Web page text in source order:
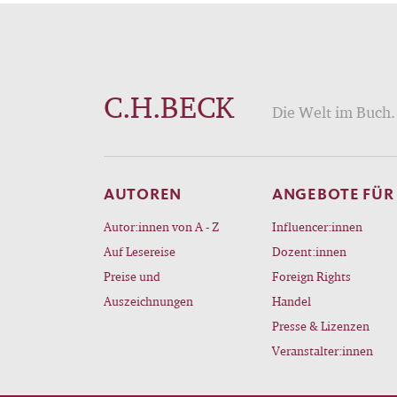
wie
die
B
C.H.BECK Die Welt im Buch.
AUTOREN
Autor:innen von A - Z
Auf Lesereise
Preise und
Auszeichnungen
ANGEBOTE FÜR
Influencer:innen
Dozent:innen
Foreign Rights
Handel
Presse & Lizenzen
Veranstalter:innen